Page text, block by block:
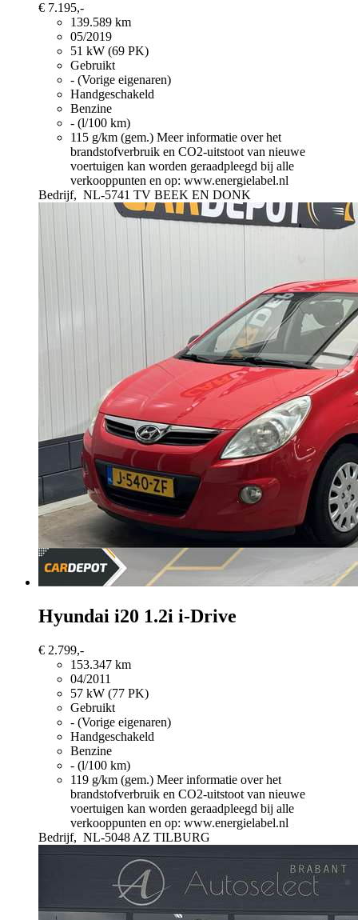
€ 7.195,-
139.589 km
05/2019
51 kW (69 PK)
Gebruikt
- (Vorige eigenaren)
Handgeschakeld
Benzine
- (l/100 km)
115 g/km (gem.) Meer informatie over het
brandstofverbruik en CO2-uitstoot van nieuwe
voertuigen kan worden geraadpleegd bij alle
verkooppunten en op: www.energielabel.nl
Bedrijf, NL-5741 TV BEEK EN DONK
Hyundai i20 1.2i i-Drive
€ 2.799,-
153.347 km
04/2011
57 kW (77 PK)
Gebruikt
- (Vorige eigenaren)
Handgeschakeld
Benzine
- (l/100 km)
119 g/km (gem.) Meer informatie over het
brandstofverbruik en CO2-uitstoot van nieuwe
voertuigen kan worden geraadpleegd bij alle
verkooppunten en op: www.energielabel.nl
Bedrijf, NL-5048 AZ TILBURG